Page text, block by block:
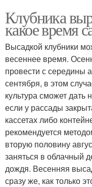
Клубника
какое время
Высадкой клубники
весеннее время.
провести с середины
сентября, в этом
культура сможет
если у рассады
кассетах либо
рекомендуется
вторую половину
заняться в облачный
дождя. Весенняя
сразу же, как только